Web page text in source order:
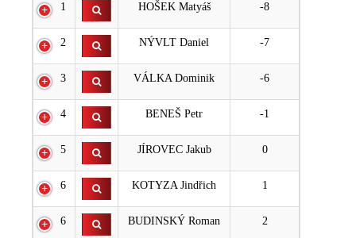
1 HOŠEK Matyáš -8
2 NÝVLT Daniel -7
3 VÁLKA Dominik -6
4 BENEŠ Petr -1
5 JÍROVEC Jakub 0
6 KOTYZA Jindřich 1
6 BUDINSKÝ Roman 2